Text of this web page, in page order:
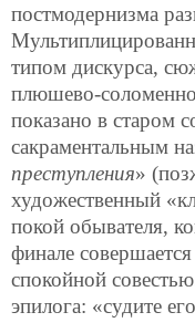
постмодернизма
типом дискурса,
плюшево-
показано в старом
сакраментальным
преступления»
художественный
покой обывателя,
финале
спокойной
эпилога: «судите